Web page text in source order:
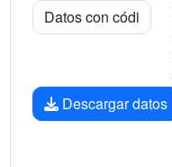
Descargar datos